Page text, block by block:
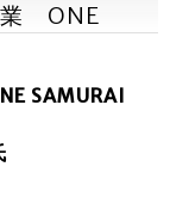
業 ONE
SAMURAI